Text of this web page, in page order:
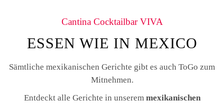
Cantina Cocktailbar VIVA
ESSEN WIE IN MEXICO
Sämtliche mexikanischen Gerichte gibt es auch ToGo zum
Mitnehmen.
Entdeckt alle Gerichte in unserem mexikanischen